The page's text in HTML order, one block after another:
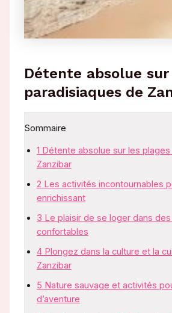
Détente absolue
paradisiaques de
Sommaire
1 Détente absolue sur les
Zanzibar
2 Les activités incontournables
enrichissant
3 Le plaisir de se loger dans
confortables
4Plongez dans la culture et la
Zanzibar
5 Nature sauvage et activités
d’aventure